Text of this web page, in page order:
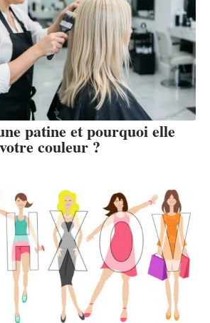
patine et pourquoi elle
couleur ?